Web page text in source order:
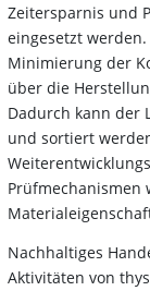
Zeitersparnis und
eingesetzt
Minimierung der
über die
Dadurch kann der
und sortiert
Prüfmechanismen
Nachhaltiges
Aktivitäten von